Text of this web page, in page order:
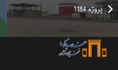
پروژه 1184